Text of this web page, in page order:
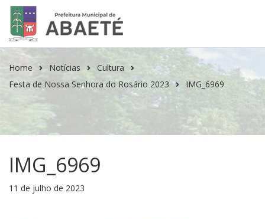
Home Notícias
Cultura
Festa de Nossa Senhora do Rosário 2023
IMG_6969
IMG_6969
11 de julho de 2023